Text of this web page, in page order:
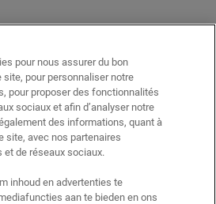
pour nous assurer du bon
pour personnaliser notre
pour proposer des fonctionnalités
sociaux et afin d’analyser notre
des informations, quant à
site, avec nos partenaires
de réseaux sociaux.
inhoud en advertenties te
aan te bieden en ons